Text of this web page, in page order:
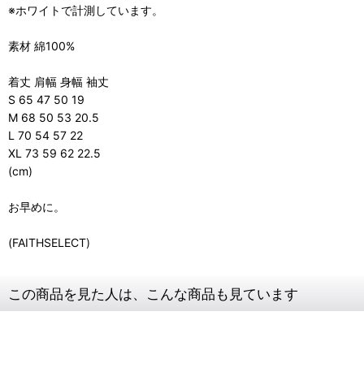
※ホワイトで計測しています。
素材 綿100%
着丈 肩幅 身幅 袖丈
S 65 47 50 19
M 68 50 53 20.5
L 70 54 57 22
XL 73 59 62 22.5
(cm)
お早めに。
(FAITHSELECT)
この商品を見た人は、こんな商品も見ています